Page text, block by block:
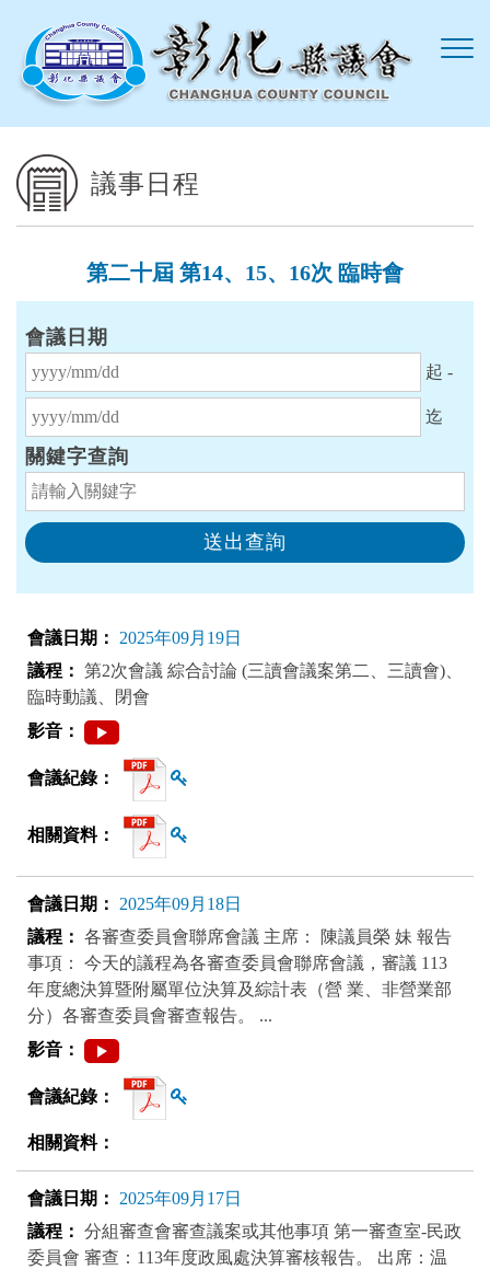
議事日程
第二十屆 第14、15、16次 臨時會
會議日期
起始日期
起 -
結束日期 迄
關鍵字查詢
2025年09月19日
第2次會議 綜合討論 (三讀會議案第二、三讀會)、
臨時動議、閉會
2025年09月18日
各審查委員會聯席會議 主席： 陳議員榮 妹 報告
事項： 今天的議程為各審查委員會聯席會議，審議 113
年度總決算暨附屬單位決算及綜計表（營 業、非營業部
分）各審查委員會審查報告。 ...
2025年09月17日
分組審查會審查議案或其他事項 第一審查室-民政
委員會 審查：113年度政風處決算審核報告。 出席：温